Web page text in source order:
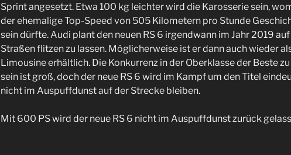
Sprint angesetzt. Etwa 100 kg leichter wird die Karosserie sein,
der ehemalige Top-Speed von 505 Kilometern pro Stunde
sein dürfte. Audi plant den neuen RS 6 irgendwann im Jahr 2019
Straßen flitzen zu lassen. Möglicherweise ist er dann auch wieder
Limousine erhältlich. Die Konkurrenz in der Oberklasse der Beste zu
sein ist groß, doch der neue RS 6 wird im Kampf um den Titel
nicht im Auspuffdunst auf der Strecke bleiben.
Mit 600 PS wird der neue RS 6 nicht im Auspuffdunst zurück